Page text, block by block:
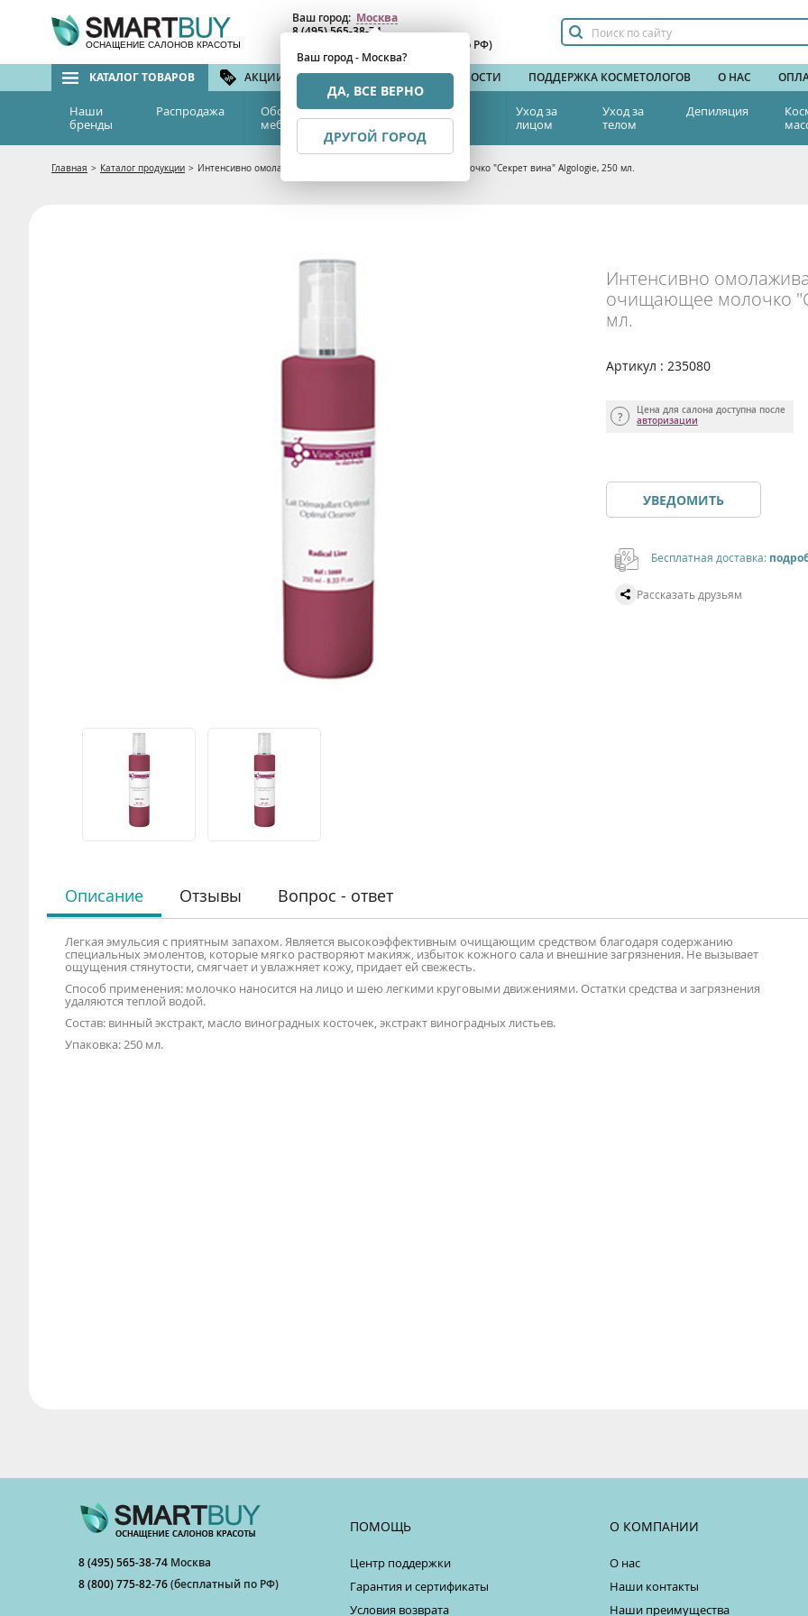
ОСНАЩЕНИЕ САЛОНОВ КРАСОТЫ
Ваш город: Москва
Ваш город - Москва?
ДА, ВСЕ ВЕРНО
ДРУГОЙ ГОРОД
8 (495) 565-38-74
(бесплатный по РФ)
КАТАЛОГ ТОВАРОВ АКЦИИ И СКИДКИ БРЕНДЫ НОВОСТИ ПОДДЕРЖКА КОСМЕТОЛОГОВ О НАС
Наши
бренды
Распродажа
Оборудование и
мебель
Эстетическая
медицина
Уход за
лицом
Уход за
телом
Депиляция
Главная > Каталог продукции > Интенсивно омолаживающее виноградное очищающее молочко "Секрет вина" Algologie, 250 мл.
Интенсивно
очищающее молочко
мл.
Артикул : 235080
Цена для салона доступна после
авторизации
УВЕДОМИТЬ
Бесплатная доставка:
Рассказать друзьям
Описание
Легкая эмульсия с приятным запахом. Является высокоэффективным очищающим средством благодаря содержанию
специальных эмолентов, которые мягко растворяют макияж, избыток кожного сала и внешние загрязнения. Не вызывает
ощущения стянутости, смягчает и увлажняет кожу, придает ей свежесть.
Способ применения: молочко наносится на лицо и шею легкими круговыми движениями. Остатки средства и загрязнения
удаляются теплой водой.
Состав: винный экстракт, масло виноградных косточек, экстракт виноградных листьев.
Упаковка: 250 мл.
Отзывы Вопрос - ответ
8 (495) 565-38-74 Москва
8 (800) 775-82-76(бесплатный по РФ)
ПОМОЩЬ
Центр поддержки
Гарантия и сертификаты
Условия возврата
О КОМПАНИИ
О нас
Наши контакты
Наши преимущества